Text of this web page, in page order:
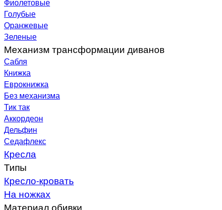
Голубые
Оранжевые
Зеленые
Механизм трансформации диванов
Сабля
Книжка
Еврокнижка
Без механизма
Тик так
Аккордеон
Дельфин
Седафлекс
Кресла
Типы
Кресло-кровать
На ножках
Материал обивки